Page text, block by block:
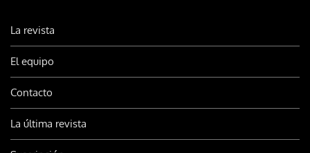
La revista
El equipo
Contacto
La última revista